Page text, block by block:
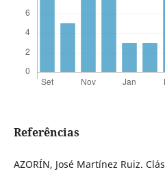
Referências
AZORÍN, José Martínez Ruiz.